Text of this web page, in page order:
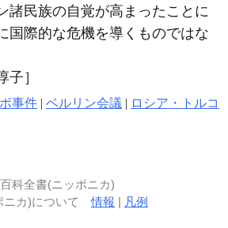
諸民族の自覚が高まったことに
国際的な危機を導くものではな
子］
事件 | ベルリン会議 | ロシア・トルコ
科全書(ニッポニカ)
ニカ)について情報 | 凡例